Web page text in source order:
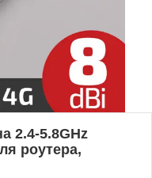
2.4-5.8GHz
роутера,